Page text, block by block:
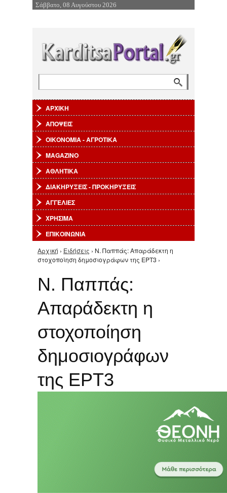
Επιστροφή στην Πλοήγηση
Σάββατο, 08 Αυγούστου 2026
ΑΡΧΙΚΗ
ΑΠΟΨΕΙΣ
ΟΙΚΟΝΟΜΙΑ - ΑΓΡΟΤΙΚΑ
MAGAZINO
ΑΘΛΗΤΙΚΑ
ΔΙΑΚΗΡΥΞΕΙΣ - ΠΡΟΚΗΡΥΞΕΙΣ
ΑΓΓΕΛΙΕΣ
ΧΡΗΣΙΜΑ
ΕΠΙΚΟΙΝΩΝΙΑ
Είστε εδώ
Αρχική › Ειδήσεις › Ν. Παππάς: Απαράδεκτη η
στοχοποίηση δημοσιογράφων της ΕΡΤ3 ›
Ν. Παππάς:
Απαράδεκτη η
στοχοποίηση
δημοσιογράφων
της ΕΡΤ3